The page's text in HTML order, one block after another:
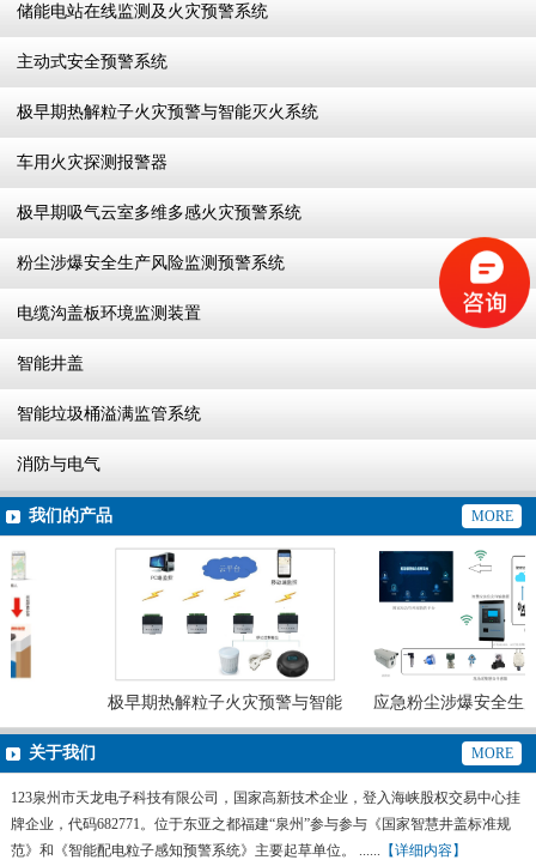
储能电站在线监测及火灾预警系统
主动式安全预警系统
极早期热解粒子火灾预警与智能灭火系统
车用火灾探测报警器
极早期吸气云室多维多感火灾预警系统
粉尘涉爆安全生产风险监测预警系统
电缆沟盖板环境监测装置
智能井盖
智能垃圾桶溢满监管系统
消防与电气
我们的产品 MORE
极早期热解粒子火灾预警与智能
灭火系统
应急粉尘涉爆安全生
预警系统
关于我们
MORE
123泉州市天龙电子科技有限公司，国家高新技术企业，登入海峡股权交易中心挂
牌企业，代码682771。位于东亚之都福建“泉州”参与参与《国家智慧井盖标准规
范》和《智能配电粒子感知预警系统》主要起草单位。 ...... 【详细内容】